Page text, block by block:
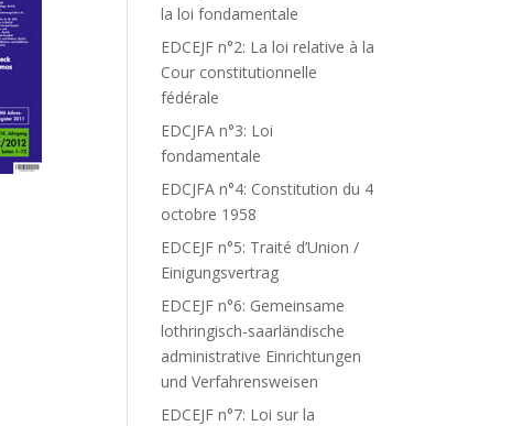
la loi fondamentale
EDCEJF n°2: La loi relative à la
Cour constitutionnelle
fédérale
EDCJFA n°3: Loi
fondamentale
EDCJFA n°4: Constitution du 4
octobre 1958
EDCEJF n°5: Traité d’Union /
Einigungsvertrag
EDCEJF n°6: Gemeinsame
lothringisch-saarländische
administrative Einrichtungen
und Verfahrensweisen
EDCEJF n°7: Loi sur la